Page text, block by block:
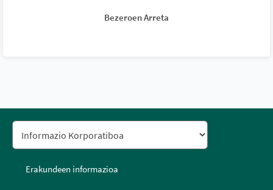
Bezeroen Arreta
Erakundeen informazioa